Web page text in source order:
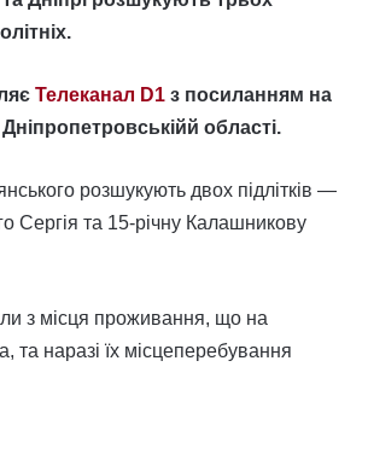
Телеканал D1 з посиланням на
області.
розшукують двох підлітків —
Сергія та 15-річну Калашникову
з місця проживання, що на
та наразі їх місцеперебування